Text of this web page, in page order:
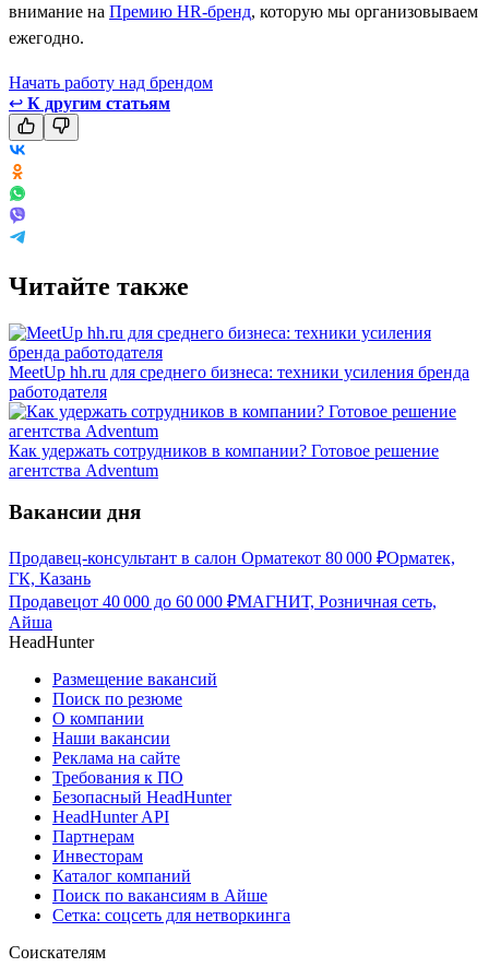
внимание на Премию HR-бренд, которую мы организовываем
ежегодно.
Начать работу над брендом
↩ К другим статьям
Читайте также
MeetUp hh.ru для среднего бизнеса: техники усиления бренда
работодателя
Как удержать сотрудников в компании? Готовое решение
агентства Adventum
Вакансии дня
Продавец-консультант в салон Орматекот 80 000 ₽Орматек,
ГК, Казань
Продавецот 40 000 до 60 000 ₽МАГНИТ, Розничная сеть,
Айша
HeadHunter
Размещение вакансий
Поиск по резюме
О компании
Наши вакансии
Реклама на сайте
Требования к ПО
Безопасный HeadHunter
HeadHunter API
Партнерам
Инвесторам
Каталог компаний
Поиск по вакансиям в Айше
Сетка: соцсеть для нетворкинга
Соискателям